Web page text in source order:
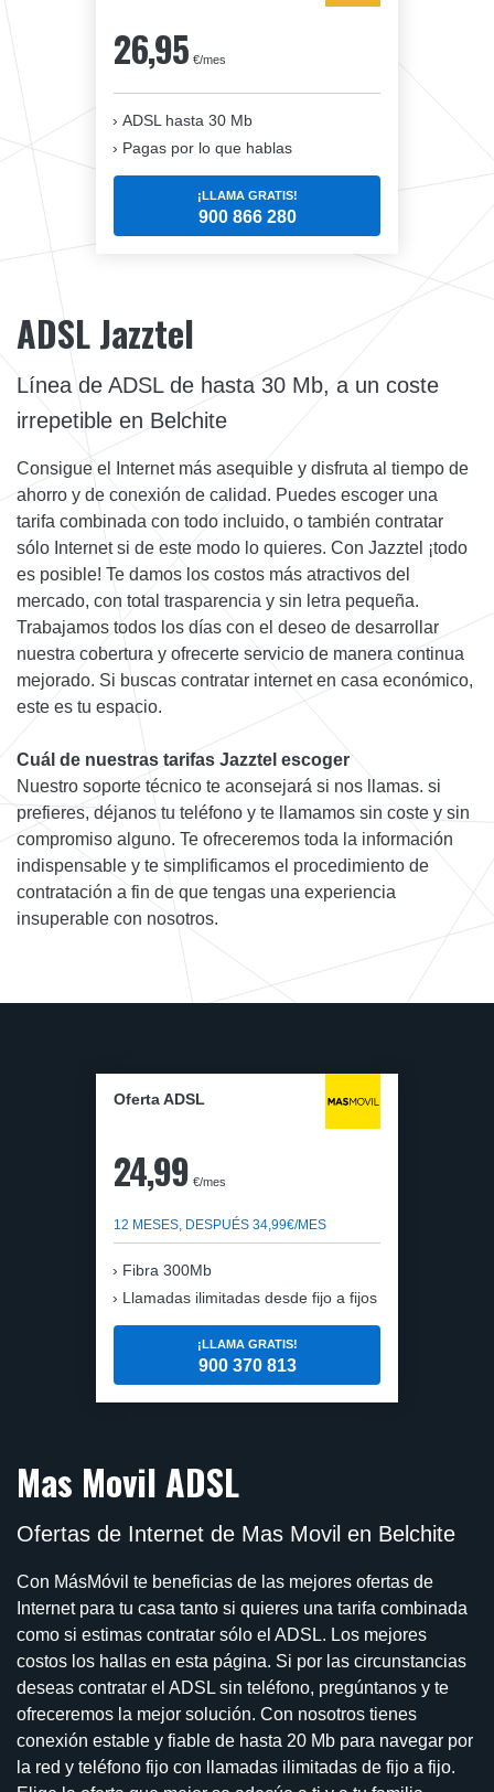
26,95 €/mes
ADSL hasta 30 Mb
Pagas por lo que hablas
¡LLAMA GRATIS!
900 866 280
ADSL Jazztel
Línea de ADSL de hasta 30 Mb, a un coste
irrepetible en Belchite
Consigue el Internet más asequible y disfruta al tiempo de
ahorro y de conexión de calidad. Puedes escoger una
tarifa combinada con todo incluido, o también contratar
sólo Internet si de este modo lo quieres. Con Jazztel ¡todo
es posible! Te damos los costos más atractivos del
mercado, con total trasparencia y sin letra pequeña.
Trabajamos todos los días con el deseo de desarrollar
nuestra cobertura y ofrecerte servicio de manera continua
mejorado. Si buscas contratar internet en casa económico,
este es tu espacio.
Cuál de nuestras tarifas Jazztel escoger
Nuestro soporte técnico te aconsejará si nos llamas. si
prefieres, déjanos tu teléfono y te llamamos sin coste y sin
compromiso alguno. Te ofreceremos toda la información
indispensable y te simplificamos el procedimiento de
contratación a fin de que tengas una experiencia
insuperable con nosotros.
Oferta ADSL
24,99 €/mes
12 MESES, DESPUÉS 34,99€/MES
Fibra 300Mb
Llamadas ilimitadas desde fijo a fijos
¡LLAMA GRATIS!
900 370 813
Mas Movil ADSL
Ofertas de Internet de Mas Movil en Belchite
Con MásMóvil te beneficias de las mejores ofertas de
Internet para tu casa tanto si quieres una tarifa combinada
como si estimas contratar sólo el ADSL. Los mejores
costos los hallas en esta página. Si por las circunstancias
deseas contratar el ADSL sin teléfono, pregúntanos y te
ofreceremos la mejor solución. Con nosotros tienes
conexión estable y fiable de hasta 20 Mb para navegar por
la red y teléfono fijo con llamadas ilimitadas de fijo a fijo.